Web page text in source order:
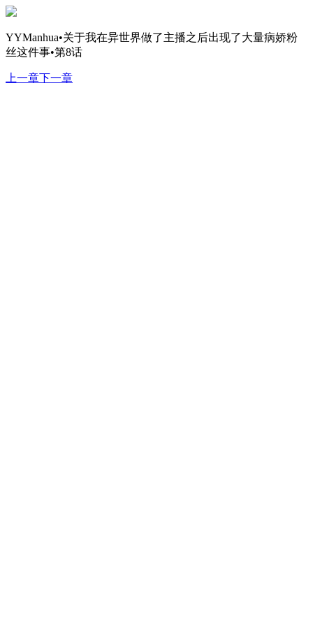
YYManhua•关于我在异世界做了主播之后出现了大量病娇粉
丝这件事•第8话
上一章下一章